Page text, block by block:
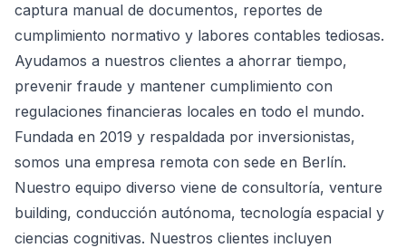
captura manual de documentos, reportes de
cumplimiento normativo y labores contables tediosas.
Ayudamos a nuestros clientes a ahorrar tiempo,
prevenir fraude y mantener cumplimiento con
regulaciones financieras locales en todo el mundo.
Fundada en 2019 y respaldada por inversionistas,
somos una empresa remota con sede en Berlín.
Nuestro equipo diverso viene de consultoría, venture
building, conducción autónoma, tecnología espacial y
ciencias cognitivas. Nuestros clientes incluyen